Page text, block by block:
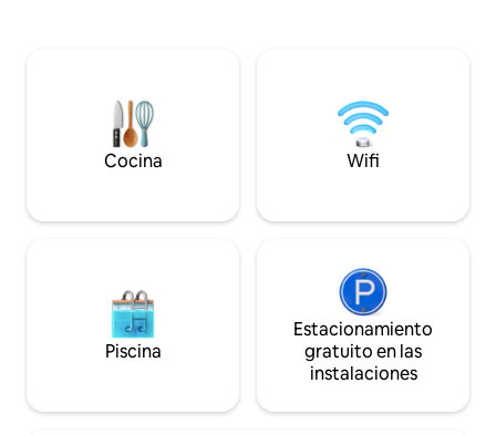
productos locales. Tenga en cuenta que
no hay acceso wifi y solo hay recepción
móvil limitada.
RESTABLECER
vital con la tierra
tierra y nuestra
Cocina Wifi
Piscina
Estacionamiento
gratuito en las
instalaciones